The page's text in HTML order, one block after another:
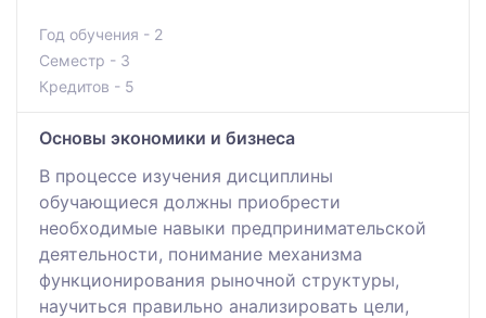
Год обучения - 2
Семестр - 3
Кредитов - 5
Основы экономики и бизнеса
В процессе изучения дисциплины
обучающиеся должны приобрести
необходимые навыки предпринимательской
деятельности, понимание механизма
функционирования рыночной структуры,
научиться правильно анализировать цели,